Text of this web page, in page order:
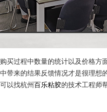
买过程中数量的统计以及价格方
带来的结果反馈情况才是很理想的
以找杭州 百乐粘胶的技术工程师